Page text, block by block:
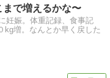
で増えるかな〜
妊娠。体重記録、食事記
kg増。なんとか早く戻した